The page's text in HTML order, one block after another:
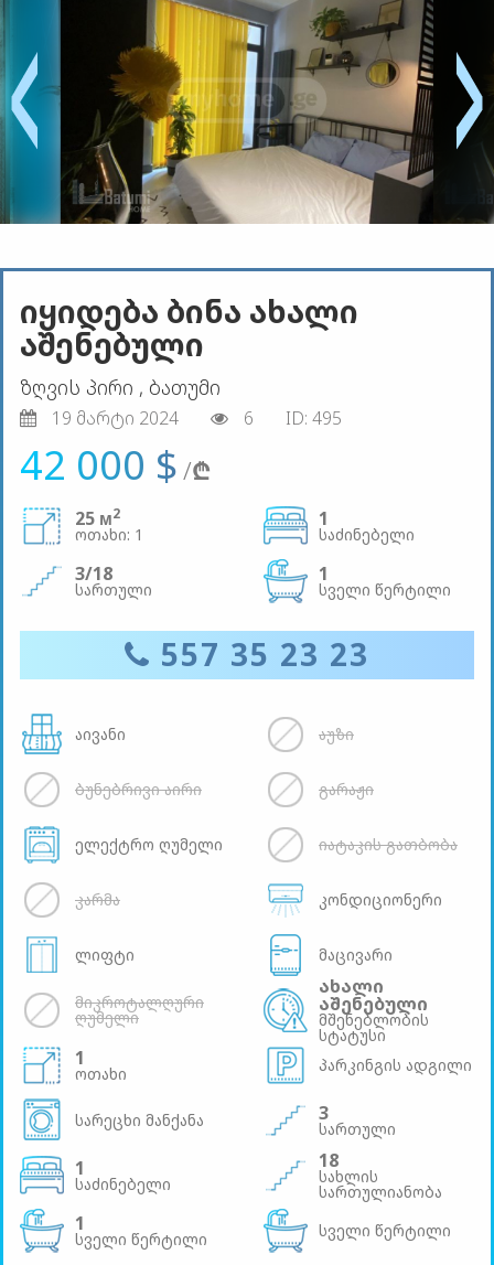
იყიდება ბინა ახალი
აშენებული
ზღვის პირი , ბათუმი
19 მარტი 2024 6 ID: 495
42 000 $ /₾
25 м2
ოთახი: 1
1
საძინებელი
3/18
სართული
1
სველი წერტილი
557 35 23 23
აივანი აუზი
ბუნებრივი აირი გარაჟი
ელექტრო ღუმელი იატაკის გათბობა
კარმა კონდიციონერი
ლიფტი მაცივარი
მიკროტალღური
ღუმელი
ახალი
აშენებული
მშენებლობის
სტატუსი
1
ოთახი პარკინგის ადგილი
სარეცხი მანქანა 3
სართული
1
საძინებელი
18
სახლის
სართულიანობა
1
სველი წერტილი სველი წერტილი